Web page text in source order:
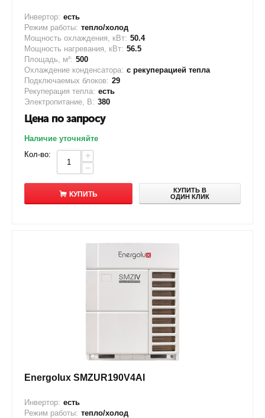
Инвертор: есть
Режим работы: тепло/холод
Мощность охлаждения, кВт: 50.4
Мощность нагревания, кВт: 56.5
Площадь, м²: 500
Охлаждение конденсатора: с рекуперацией тепла
Подключаемых блоков: 29
Рекуперация тепла: есть
Электропитание, В: 380
Цена по запросу
Наличие уточняйте
Кол-во:
+
−
КУПИТЬ
КУПИТЬ В
ОДИН КЛИК
Energolux SMZUR190V4AI
Инвертор: есть
Режим работы: тепло/холод